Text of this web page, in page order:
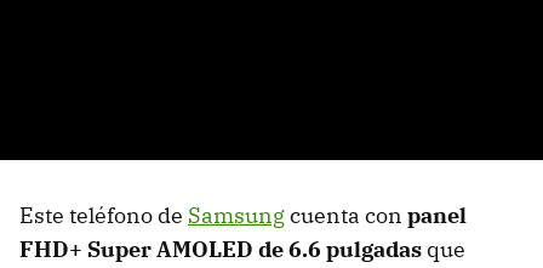
Este teléfono de Samsungcuenta con panel
FHD+ Super AMOLED de 6.6 pulgadas que